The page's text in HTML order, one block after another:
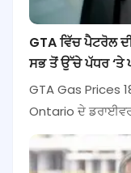
GTA ਵਿੱਚ ਪੈਟਰੋਲ
ਸਭ ਤੋਂ ਉੱਚੇ ਪੱਧਰ ‘ਤੇ
GTA Gas Prices
Ontario ਦੇ